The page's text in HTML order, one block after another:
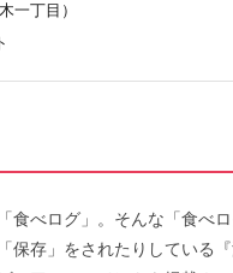
一丁目）
食べログ」。そんな「食べ
保存」をされたりしている